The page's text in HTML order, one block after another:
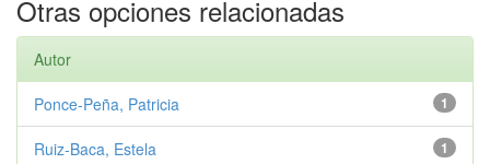
Otras opciones relacionadas
Autor
1
Ponce‑Peña, Patricia
1
Ruiz‑Baca, Estela